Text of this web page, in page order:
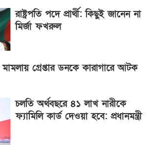
রাষ্ট্রপতি পদে প্রার্থী: কিছুই জানেন না
মির্জা ফখরুল
গ্রেপ্তার ডনকে কারাগারে আটক
চলতি অর্থবছরে ৪১ লাখ নারীকে
ফ্যামিলি কার্ড দেওয়া হবে: প্রধানমন্ত্রী